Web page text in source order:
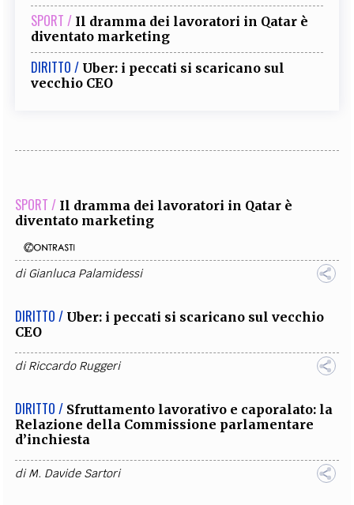
SPORT / Il dramma dei lavoratori in Qatar è
diventato marketing
DIRITTO / Uber: i peccati si scaricano sul
vecchio CEO
SPORT / Il dramma dei lavoratori in Qatar è
diventato marketing
diGianluca Palamidessi
DIRITTO / Uber: i peccati si scaricano sul vecchio
CEO
diRiccardo Ruggeri
DIRITTO / Sfruttamento lavorativo e caporalato: la
Relazione della Commissione parlamentare
d’inchiesta
diM. Davide Sartori